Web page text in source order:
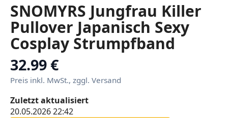
SNOMYRS Jungfrau Killer
Pullover Japanisch Sexy
Cosplay Strumpfband
Dessous Set Strümpfe Crop
Top Panty Teddy Bodysuit
Für Frauen
32.99 €
Preis inkl. MwSt., zggl. Versand
Zuletzt aktualisiert
20.05.2026 22:42